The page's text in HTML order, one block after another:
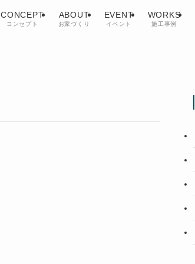
CONCEPT
コンセプト
ABOUT
お家づくり
EVENT
イベント
WORKS
施工事例